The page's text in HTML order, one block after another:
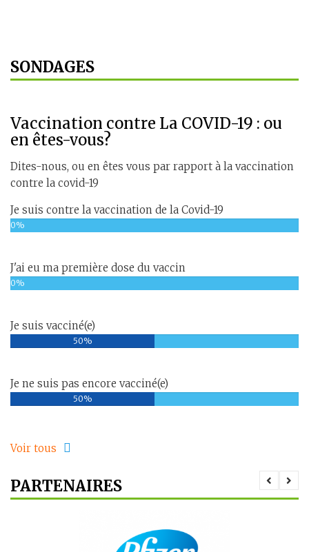
SONDAGES
Vaccination contre La COVID-19 : ou
en êtes-vous?
Dites-nous, ou en êtes vous par rapport à la vaccination
contre la covid-19
Je suis contre la vaccination de la Covid-19
0%
J'ai eu ma première dose du vaccin
0%
Je suis vacciné(e)
50%
Je ne suis pas encore vacciné(e)
50%
Voir tous
PARTENAIRES